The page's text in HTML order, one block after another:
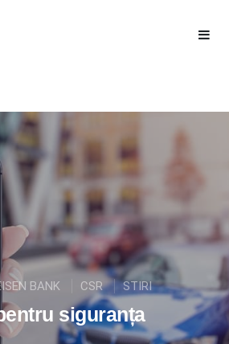
BANK CSR STIRI
siguranța